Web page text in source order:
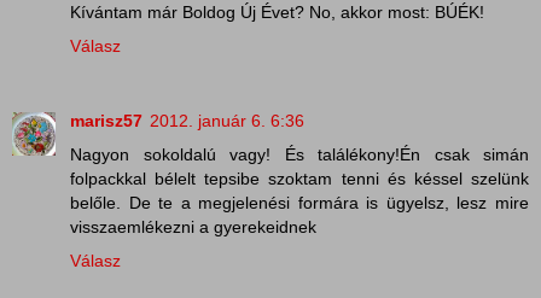
Kívántam már Boldog Új Évet? No, akkor most: BÚÉK!
Válasz
marisz57 2012. január 6. 6:36
Nagyon sokoldalú vagy! És találékony!Én csak simán
folpackkal bélelt tepsibe szoktam tenni és késsel szelünk
belőle. De te a megjelenési formára is ügyelsz, lesz mire
visszaemlékezni a gyerekeidnek
Válasz